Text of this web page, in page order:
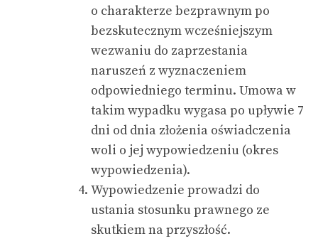
o charakterze bezprawnym po
bezskutecznym wcześniejszym
wezwaniu do zaprzestania
naruszeń z wyznaczeniem
odpowiedniego terminu. Umowa w
takim wypadku wygasa po upływie 7
dni od dnia złożenia oświadczenia
woli o jej wypowiedzeniu (okres
wypowiedzenia).
Wypowiedzenie prowadzi do
ustania stosunku prawnego ze
skutkiem na przyszłość.